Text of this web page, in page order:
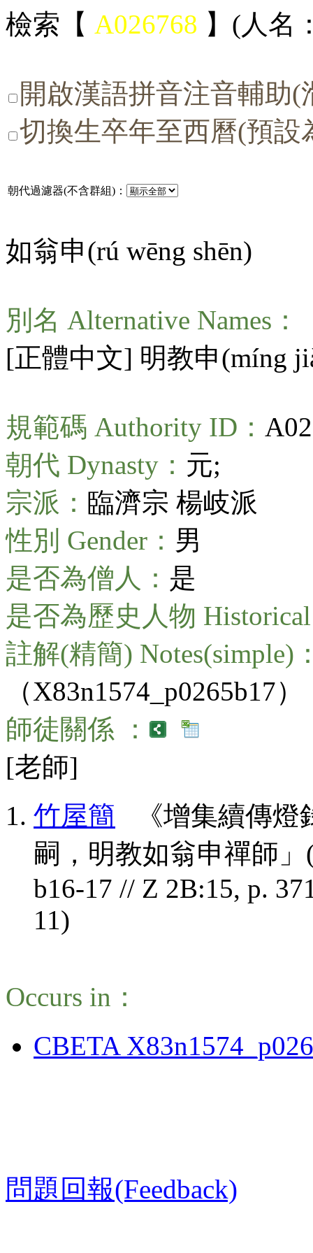
檢索【 A026768 】(人名
開啟漢語拼音注音輔助
切換生卒年至西曆(預設
朝代過濾器(不含群組)：
如翁申(rú wēng shēn)
別名 Alternative Names：
[正體中文] 明教申(míng
規範碼 Authority ID：
朝代 Dynasty： 元;
宗派： 臨濟宗 楊岐派
性別 Gender： 男
是否為僧人： 是
是否為歷史人物 Historical
註解(精簡) Notes(simple)
（X83n1574_p0265b17）
師徒關係 ：
[老師]
竹屋簡 《增集續傳燈
嗣，明教如翁申禪師」
b16-17 // Z 2B:15, p.
11)
Occurs in：
CBETA
問題回報(Feedback)